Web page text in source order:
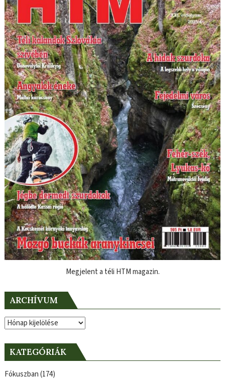
Megjelent a téli HTM magazin.
ARCHÍVUM
Archívum
KATEGÓRIÁK
Fókuszban(174)